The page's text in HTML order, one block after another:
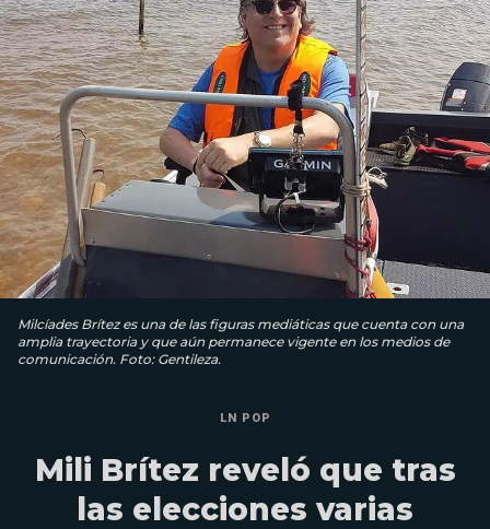
Milcíades Brítez es una de las figuras mediáticas que cuenta con una
amplia trayectoria y que aún permanece vigente en los medios de
comunicación. Foto: Gentileza.
LN POP
Mili Brítez reveló que tras
las elecciones varias